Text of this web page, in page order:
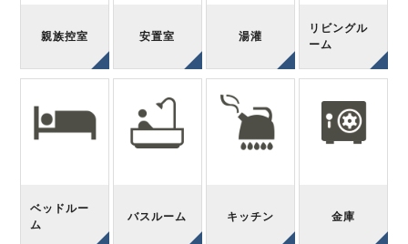
親族控室 安置室 湯灌
リビングル
ーム
ベッドルー
ム
バスルーム キッチン 金庫